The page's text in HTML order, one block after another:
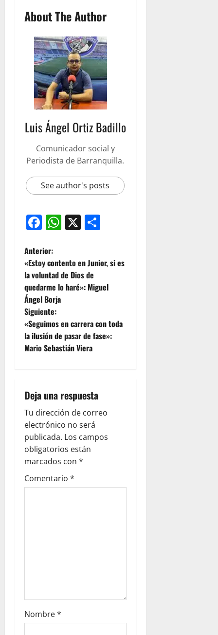
About The Author
Luis Ángel Ortiz Badillo
Comunicador social y
Periodista de Barranquilla.
See author's posts
Facebook
WhatsApp
X
Anterior:
«Estoy contento en Junior, si es
la voluntad de Dios de
quedarme lo haré»: Miguel
Ángel Borja
Siguiente:
«Seguimos en carrera con toda
la ilusión de pasar de fase»:
Mario Sebastián Viera
Deja una respuesta
Tu dirección de correo
electrónico no será
publicada. Los campos
obligatorios están
marcados con *
Comentario *
Nombre*